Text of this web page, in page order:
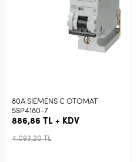
80A SIEMENS C OTOMAT
5SP4180-7
886,86 TL + KDV
4.093,20 TL